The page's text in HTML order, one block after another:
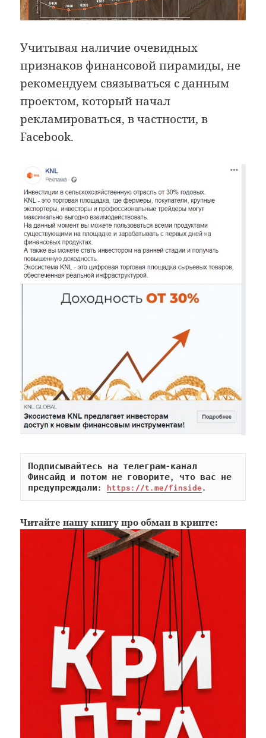
Учитывая наличие очевидных
признаков финансовой пирамиды, не
рекомендуем связываться с данным
проектом, который начал
рекламироваться, в частности, в
Facebook.
Подписывайтесь на телеграм-канал
Финсайд и потом не говорите, что вас не
предупреждали: https://t.me/finside.
Читайтенашу книгу про обман в крипте: